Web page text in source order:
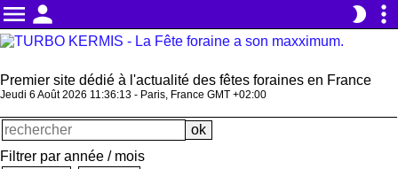
menu person brightness_2 more_vert
Premier site dédié à l'actualité des fêtes foraines en France
Jeudi 6 Août 2026 11:36:13 - Paris, France GMT +02:00
Filtrer par année / mois